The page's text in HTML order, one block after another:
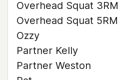
Overhead Squat 3RM
Overhead Squat 5RM
Ozzy
Partner Kelly
Partner Weston